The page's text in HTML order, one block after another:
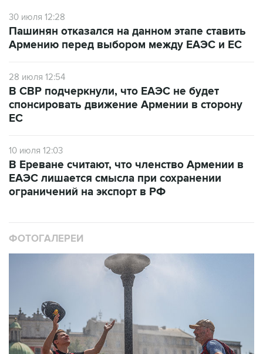
30 июля 12:28
Пашинян отказался на данном этапе ставить
Армению перед выбором между ЕАЭС и ЕС
28 июля 12:54
В СВР подчеркнули, что ЕАЭС не будет
спонсировать движение Армении в сторону
ЕС
10 июля 12:03
В Ереване считают, что членство Армении в
ЕАЭС лишается смысла при сохранении
ограничений на экспорт в РФ
ФОТОГАЛЕРЕИ